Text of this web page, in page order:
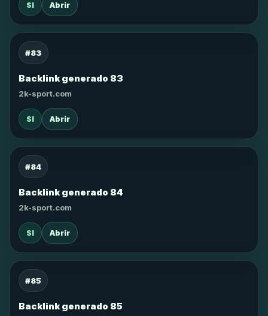
SI Abrir
#83
Backlink generado 83
2k-sport.com
SI Abrir
#84
Backlink generado 84
2k-sport.com
SI Abrir
#85
Backlink generado 85